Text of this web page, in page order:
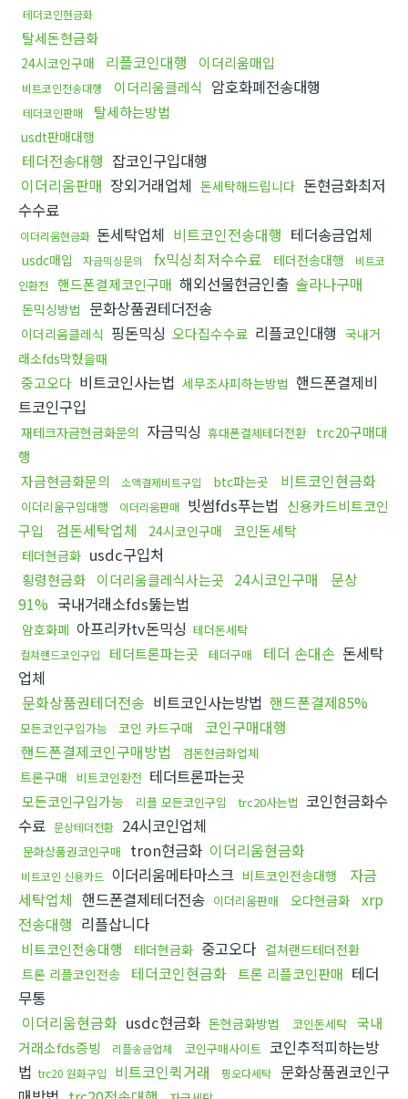
테더코인현금화
탈세돈현금화
24시코인구매 리플코인대행 이더리움매입
비트코인전송대행 이더리움클레식 암호화폐전송대행
테더코인판매 탈세하는방법
usdt판매대행
테더전송대행 잡코인구입대행
이더리움판매 장외거래업체 돈세탁해드립니다 돈현금화최저
수수료
이더리움현금화 돈세탁업체 비트코인전송대행 테더송금업체
usdc매입 자금믹싱문의 fx믹싱최저수수료 테더전송대행
비트코
인환전 핸드폰결제코인구매 해외선물현금인출 솔라나구매
돈믹싱방법 문화상품권테더전송
이더리움클레식 핑돈믹싱 오다집수수료 리플코인대행 국내거
래소fds막혔을때
중고오다 비트코인사는법 세무조사피하는방법 핸드폰결제비
트코인구입
재테크자금현금화문의 자금믹싱 휴대폰결제테더전환
trc20구매대
행
자금현금화문의
소액결제비트구입 btc파는곳 비트코인현금화
이더리움구입대행 이더리움판매 빗썸fds푸는법 신용카드비트코인
구입
검돈세탁업체 24시코인구매 코인돈세탁
테더현금화 usdc구입처
횡령현금화 이더리움클레식사는곳 24시코인구매
문상
91% 국내거래소fds뚫는법
암호화폐 아프리카tv돈믹싱 테더돈세탁
컬쳐랜드코인구입 테더트론파는곳 테더구매 테더 손대손 돈세탁
업체
문화상품권테더전송 비트코인사는방법 핸드폰결제85%
모든코인구입가능 코인 카드구매
코인구매대행
핸드폰결제코인구매방법
검돈현금화업체
트론구매 비트코인환전 테더트론파는곳
모든코인구입가능 리플 모든코인구입 trc20사는법 코인현금화수
수료 문상테더전환 24시코인업체
문화상품권코인구매 tron현금화 이더리움현금화
비트코인 신용카드 이더리움메타마스크 비트코인전송대행
자금
세탁업체 핸드폰결제테더전송 이더리움판매 오다현금화
xrp
전송대행 리플삽니다
비트코인전송대행 테더현금화 중고오다 컬쳐랜드테더전환
트론 리플코인전송
테더코인현금화 트론 리플코인판매 테더
무통
이더리움현금화 usdc현금화 돈현금화방법 코인돈세탁 국내
거래소fds증빙
리플송금업체 코인구매사이트 코인추적피하는방
법 trc20 원화구입 비트코인퀵거래 핑오다세탁 문화상품권코인구